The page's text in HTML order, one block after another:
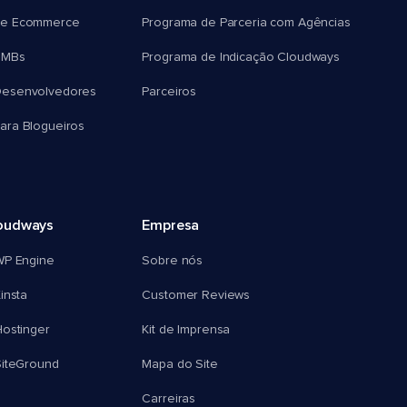
Ecommerce
Blogueiros
Programa de Parceria com Agências
Programa de Indicação Cloudways
Parceiros
Engine
Empresa
Sobre nós
Customer Reviews
Kit de Imprensa
Mapa do Site
Carreiras